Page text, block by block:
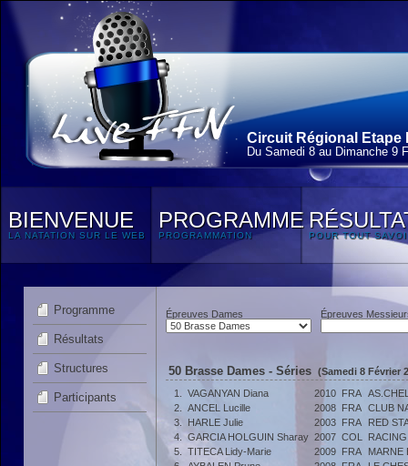
Circuit Régional Etape
Du Samedi 8 au Dimanche 9
BIENVENUE
LA NATATION SUR LE WEB
PROGRAMME
PROGRAMMATION POUR TOUT
Programme
Résultats
Structures
Participants
Épreuves Dames Épreuves
50 Brasse Dames - Séries (Samedi 8 Février
1.
VAGANYAN Diana 2010 FRA
2.
ANCEL Lucille 2008 FRA CLUB
3.
HARLE Julie 2003 FRA
RED
4.
GARCIA HOLGUIN Sharay 2007 COL
5.
TITECA Lidy-Marie 2009 FRA
MARNE